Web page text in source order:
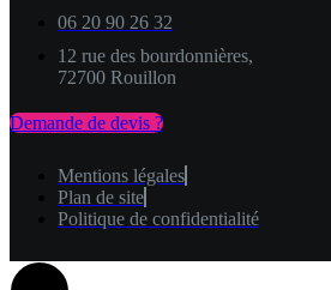
06 20 90 26 32
12 rue des bourdonnières,
72700 Rouillon
Demande de devis ?
Mentions légales
Plan de site
Politique de confidentialité